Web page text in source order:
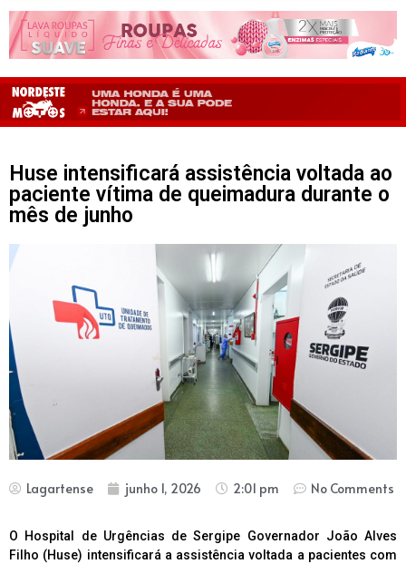
Huse intensificará assistência voltada ao
paciente vítima de queimadura durante o
mês de junho
Lagartense junho 1, 2026 2:01 pm No Comments
O Hospital de Urgências de Sergipe Governador João Alves
Filho (Huse) intensificará a assistência voltada a pacientes com